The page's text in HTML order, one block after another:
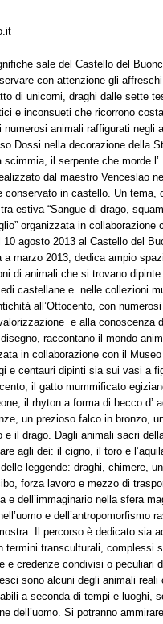
sale del Castello del
con attenzione gli
di unicorni, draghi dalle sette
e inconsueti che ricorrono
animali raffigurati negli
Dossi nella decorazione della
il serpente che morde
dal maestro Venceslao
conservato in castello. Un tema,
estiva “Sangue di drago,
organizzata in collaborazione
agosto 2013 al Castello del
marzo 2013, dedica ampio
di animali che si trovano
castellane e nelle collezioni
all’Ottocento, con
e alla conoscenza
raccontano il mondo
in collaborazione con il
e centauri dipinti sia sui vasi a
il gatto mummificato
il rhyton a forma di becco d’
un prezioso falco in bronzo,
e il drago. Dagli animali sacri
agli dei: il cigno, il toro e
leggende: draghi, chimere,
forza lavoro e mezzo di
e dell’immaginario nella sfera
e dell’antropomorfismo
Il percorso è dedicato sia
termini transculturali, complessi
e credenze condivisi o peculiari
sono alcuni degli animali reali
a seconda di tempi e luoghi,
dell’uomo. Si potranno